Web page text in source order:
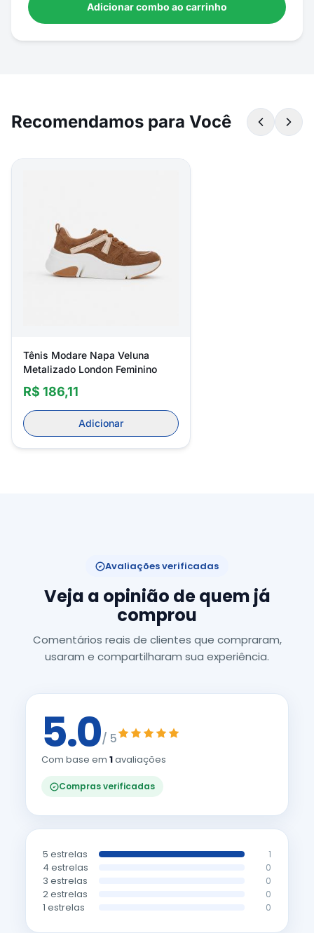
Adicionar combo ao carrinho
Recomendamos para Você
Tênis Modare Napa Veluna
Metalizado London Feminino
R$ 186,11
Adicionar
Avaliações verificadas
Veja a opinião de quem já
comprou
Comentários reais de clientes que compraram,
usaram e compartilharam sua experiência.
5.0/ 5
Com base em 1avaliações
Compras verificadas
5 estrelas 1
4 estrelas 0
3 estrelas 0
2 estrelas 0
1 estrelas 0